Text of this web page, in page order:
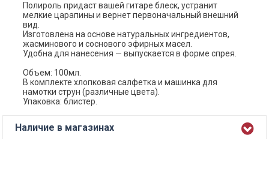
Полироль придаст вашей гитаре блеск, устранит
мелкие царапины и вернет первоначальный внешний
вид.
Изготовлена на основе натуральных ингредиентов,
жасминового и соснового эфирных масел.
Удобна для нанесения — выпускается в форме спрея.
Объем: 100мл.
В комплекте хлопковая салфетка и машинка для
намотки струн (различные цвета).
Упаковка: блистер.
Наличие в магазинах